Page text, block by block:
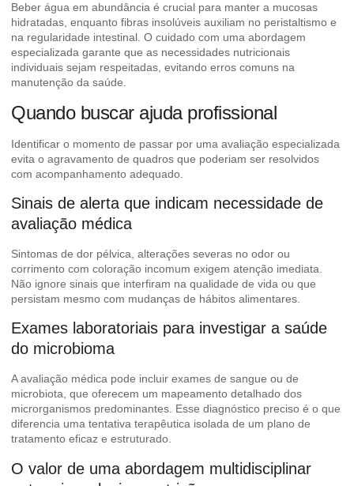
Beber água em abundância é crucial para manter a mucosas
hidratadas, enquanto fibras insolúveis auxiliam no peristaltismo e
na regularidade intestinal. O cuidado com uma abordagem
especializada garante que as necessidades nutricionais
individuais sejam respeitadas, evitando erros comuns na
manutenção da saúde.
Quando buscar ajuda profissional
Identificar o momento de passar por uma avaliação especializada
evita o agravamento de quadros que poderiam ser resolvidos
com acompanhamento adequado.
Sinais de alerta que indicam necessidade de
avaliação médica
Sintomas de dor pélvica, alterações severas no odor ou
corrimento com coloração incomum exigem atenção imediata.
Não ignore sinais que interfiram na qualidade de vida ou que
persistam mesmo com mudanças de hábitos alimentares.
Exames laboratoriais para investigar a saúde
do microbioma
A avaliação médica pode incluir exames de sangue ou de
microbiota, que oferecem um mapeamento detalhado dos
microrganismos predominantes. Esse diagnóstico preciso é o que
diferencia uma tentativa terapêutica isolada de um plano de
tratamento eficaz e estruturado.
O valor de uma abordagem multidisciplinar